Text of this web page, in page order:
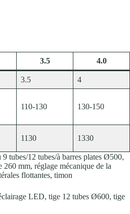
3.5 4.0
3.5 4
110-130 130-150
1130 1330
tubes/12 tubes/à barres plates Ø500,
260 mm, réglage mécanique de la
flottantes, timon
LED, tige 12 tubes Ø600, tige